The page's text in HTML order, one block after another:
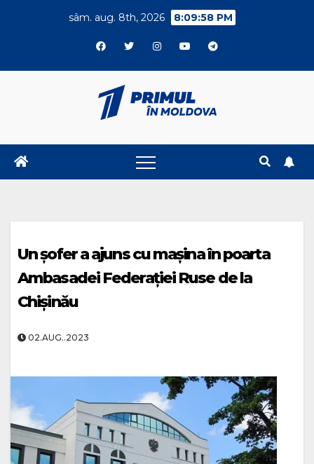
sâm. aug. 8th, 2026 8:09:58 PM
Un șofer a ajuns cu mașina în poarta
Ambasadei Federației Ruse de la
Chișinău
02.AUG..2023